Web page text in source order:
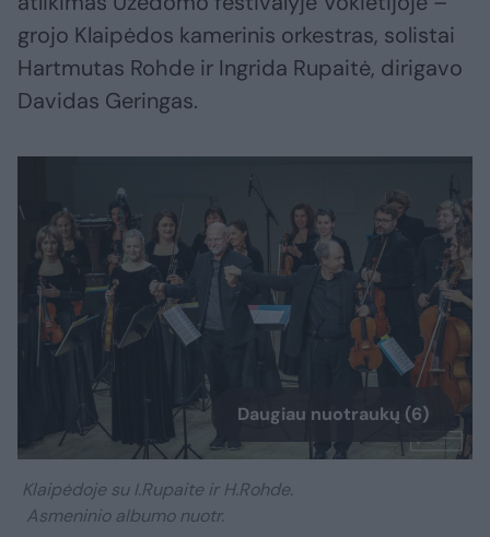
grojo Klaipėdos kamerinis orkestras, solistai
Hartmutas Rohde ir Ingrida Rupaitė, dirigavo
Davidas Geringas.
Daugiau nuotraukų (6)
Klaipėdoje su I.Rupaite ir H.Rohde.
Asmeninio albumo nuotr.